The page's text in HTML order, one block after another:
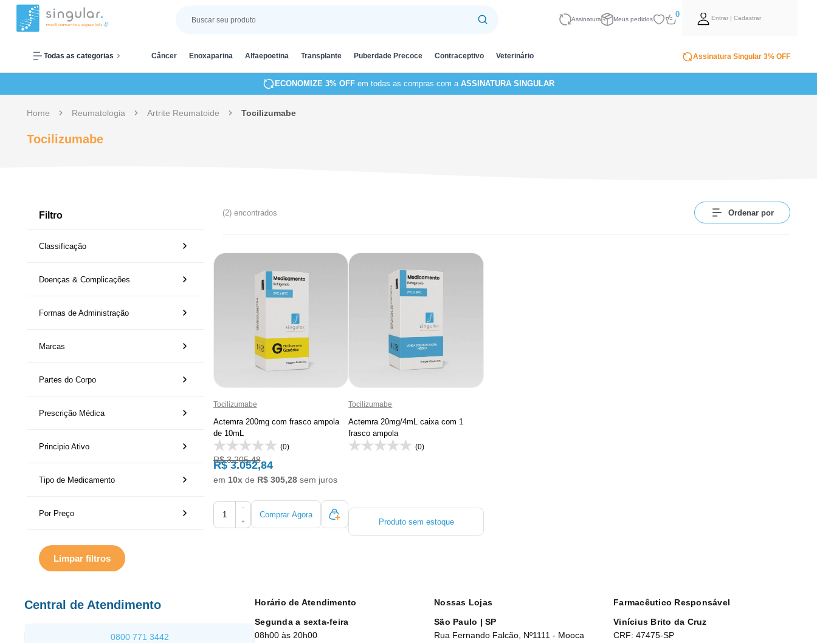
Assinatura Meus pedidos
0 Entrar | Cadastrar
Todas as categorias Câncer Enoxaparina Alfaepoetina Transplante Puberdade Precoce Contraceptivo Veterinário Assinatura Singular 3% OFF
ECONOMIZE 3% OFF em todas as compras com a ASSINATURA SINGULAR
Home Reumatologia Artrite Reumatoide Tocilizumabe
Tocilizumabe
Filtro
Classificação
Doenças & Complicações
Formas de Administração
Marcas
Partes do Corpo
Prescrição Médica
Principio Ativo
Tipo de Medicamento
Por Preço
Limpar filtros
(2) encontrados Ordenar por
Tocilizumabe
Actemra 200mg com frasco ampola
de 10mL
(0)
R$ 3.205,48
R$ 3.052,84
em 10xde R$ 305,28sem juros
−
+
Comprar Agora
Tocilizumabe
Actemra 20mg/4mL caixa com 1
frasco ampola
(0)
Produto sem estoque
Central de Atendimento
0800 771 3442
Horário de Atendimento
Segunda a sexta-feira
08h00 às 20h00
Nossas Lojas
São Paulo | SP
Rua Fernando Falcão, Nº1111 - Mooca
Farmacêutico Responsável
Vinícius Brito da Cruz
CRF: 47475-SP